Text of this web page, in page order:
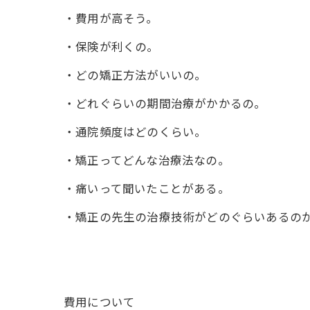
・費用が高そう。
・保険が利くの。
・どの矯正方法がいいの。
・どれぐらいの期間治療がかかるの。
・通院頻度はどのくらい。
・矯正ってどんな治療法なの。
・痛いって聞いたことがある。
・矯正の先生の治療技術がどのぐらいあるの
費用について